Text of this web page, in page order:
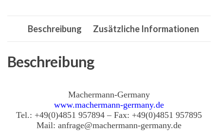
La,
0371,
Antriebsriemen
Beschreibung Zusätzliche Informationen
Beschreibung
Machermann-Germany
www.machermann-germany.de
Tel.: +49(0)4851 957894 – Fax: +49(0)4851 957895
Mail: anfrage@machermann-germany.de